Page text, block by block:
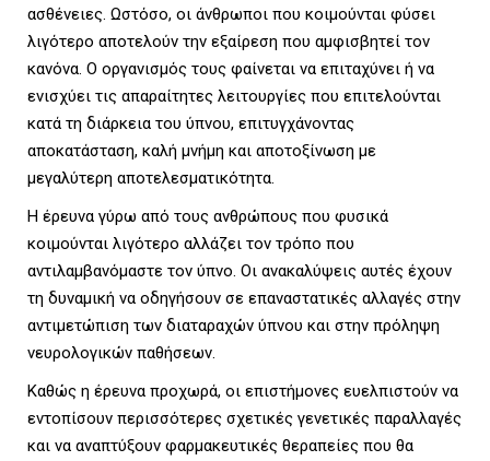
ασθένειες. Ωστόσο, οι άνθρωποι που κοιμούνται φύσει
λιγότερο αποτελούν την εξαίρεση που αμφισβητεί τον
κανόνα. Ο οργανισμός τους φαίνεται να επιταχύνει ή να
ενισχύει τις απαραίτητες λειτουργίες που επιτελούνται
κατά τη διάρκεια του ύπνου, επιτυγχάνοντας
αποκατάσταση, καλή μνήμη και αποτοξίνωση με
μεγαλύτερη αποτελεσματικότητα.
Η έρευνα γύρω από τους ανθρώπους που φυσικά
κοιμούνται λιγότερο αλλάζει τον τρόπο που
αντιλαμβανόμαστε τον ύπνο. Οι ανακαλύψεις αυτές έχουν
τη δυναμική να οδηγήσουν σε επαναστατικές αλλαγές στην
αντιμετώπιση των διαταραχών ύπνου και στην πρόληψη
νευρολογικών παθήσεων.
Καθώς η έρευνα προχωρά, οι επιστήμονες ευελπιστούν να
εντοπίσουν περισσότερες σχετικές γενετικές παραλλαγές
και να αναπτύξουν φαρμακευτικές θεραπείες που θα